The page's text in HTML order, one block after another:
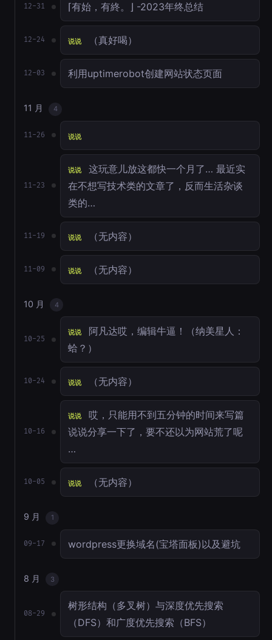
12-31 ⌈有始，有終。⌋ -2023年终总结
12-24 说说 （真好喝）
12-03 利用uptimerobot创建网站状态页面
11 月 4
11-26 说说
11-23
说说
这玩意儿放这都快一个月了… 最近实
在不想写技术类的文章了，反而生活杂谈
类的…
11-19 说说 （无内容）
11-09 说说 （无内容）
10 月 4
10-25
说说
阿凡达哎，编辑牛逼！（纳美星人：
蛤？）
10-24 说说 （无内容）
10-16
说说
哎，只能用不到五分钟的时间来写篇
说说分享一下了，要不还以为网站荒了呢
…
10-05 说说 （无内容）
9 月 1
09-17 wordpress更换域名(宝塔面板)以及避坑
8 月 3
08-29
树形结构（多叉树）与深度优先搜索
（DFS）和广度优先搜索（BFS）